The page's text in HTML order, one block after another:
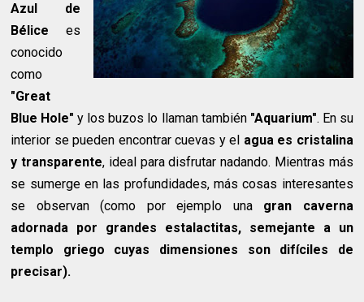
Azul de
Bélice es
conocido
como
"Great
Blue Hole" y los buzos lo llaman también "Aquarium". En su
interior se pueden encontrar cuevas y el agua es cristalina
y transparente, ideal para disfrutar nadando. Mientras más
se sumerge en las profundidades, más cosas interesantes
se observan (como por ejemplo una gran caverna
adornada por grandes estalactitas, semejante a un
templo griego cuyas dimensiones son difíciles de
precisar).